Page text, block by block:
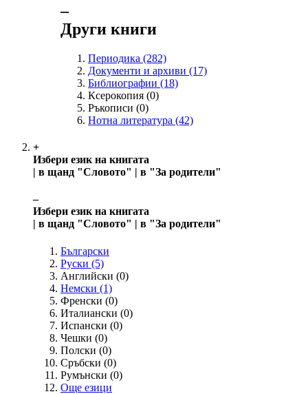
‒
Други книги
Периодика (282)
Документи и архиви (17)
Библиографии (18)
Ксерокопия (0)
Ръкописи (0)
Нотна литература (42)
+
Избери език на книгата
| в щанд "Словото" | в "За родители"
‒
Избери език на книгата
| в щанд "Словото" | в "За родители"
Български
Руски (5)
Английски (0)
Немски (1)
Френски (0)
Италиански (0)
Испански (0)
Чешки (0)
Полски (0)
Сръбски (0)
Румънски (0)
Още езици